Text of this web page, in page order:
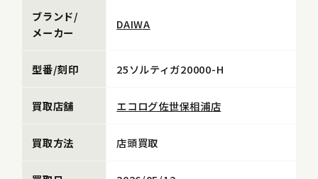
ブランド/
メーカー
DAIWA
型番/刻印 25ソルティガ20000-H
買取店舗 エコログ佐世保相浦店
買取方法 店頭買取